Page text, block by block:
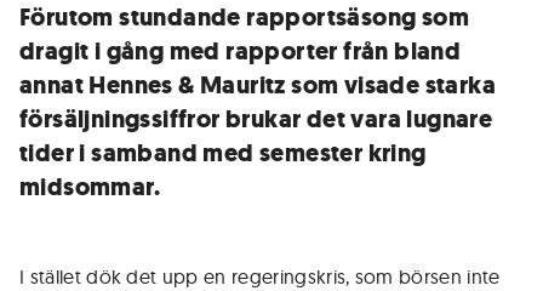
Förutom stundande rapportsäsong som
dragit i gång med rapporter från bland
annat Hennes & Mauritz som visade starka
försäljningssiffror brukar det vara lugnare
tider i samband med semester kring
midsommar.
I stället dök det upp en regeringskris, som börsen inte